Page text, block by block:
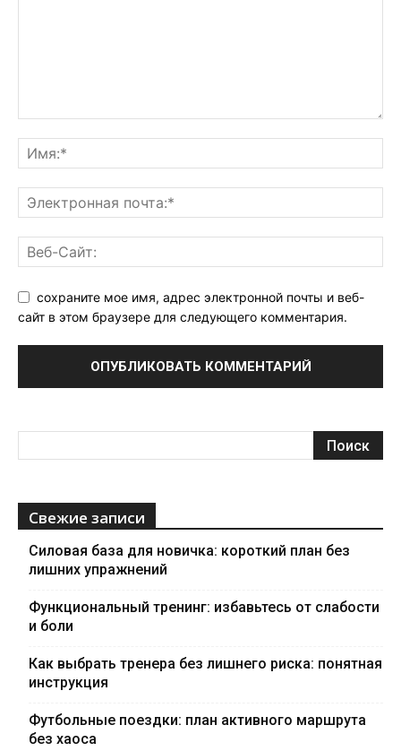
сохраните мое имя, адрес электронной почты и веб-
сайт в этом браузере для следующего комментария.
Свежие записи
Силовая база для новичка: короткий план без
лишних упражнений
Функциональный тренинг: избавьтесь от слабости
и боли
Как выбрать тренера без лишнего риска: понятная
инструкция
Футбольные поездки: план активного маршрута
без хаоса